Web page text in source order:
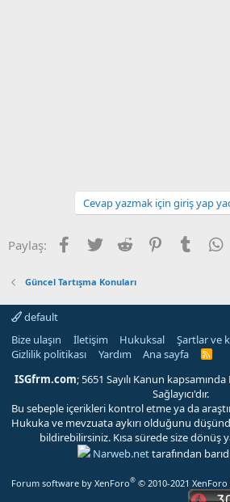
Cevap yazmak için giriş yap
Paylaş: Facebook
Twitter Reddit PinterestTumblr
Güncel Tartışma Konuları
default
Bize ulaşın
İletişim Hukuksal
Şartlar ve
Gizlilik politikası
Yardım Ana sayfa
R
S
ISGfrm.com; 5651 Sayılı Kanun
Sağlayıcı'dır.
Bu sebeple içerikleri kontrol etme ya da
Hukuka ve mevzuata aykırı olduğunu
bildirebilirsiniz. Kısa sürede size dönüş
Narweb.nettarafından
Forum software by XenForo® © 2010-2021 XenForo